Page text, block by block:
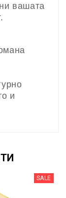
вашата
и
SALE